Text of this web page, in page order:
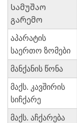
Სამუშაო
გარემო
აპარატის
საერთო ზომები
მანქანის წონა
მაქს. კავშირის
სიჩქარე
მაქს. აჩქარება